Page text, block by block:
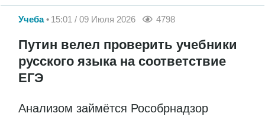
Учеба 15:01 / 09 Июля 2026 4798
Путин велел проверить учебники
русского языка на соответствие
ЕГЭ
Анализом займётся Рособрнадзор